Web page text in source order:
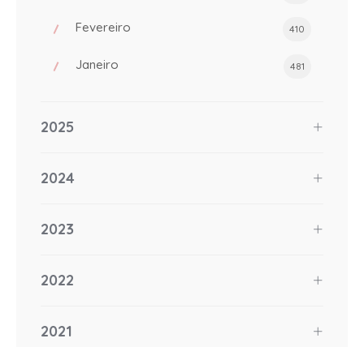
Fevereiro 410
Janeiro 481
2025
2024
2023
2022
2021